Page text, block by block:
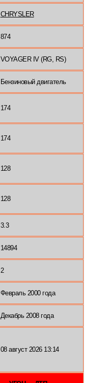
CHRYSLER
874
VOYAGER IV (RG, RS)
Бензиновый двигатель
174
174
128
128
3.3
14894
2
Февраль 2000 года
Декабрь 2008 года
08 август 2026 13:14